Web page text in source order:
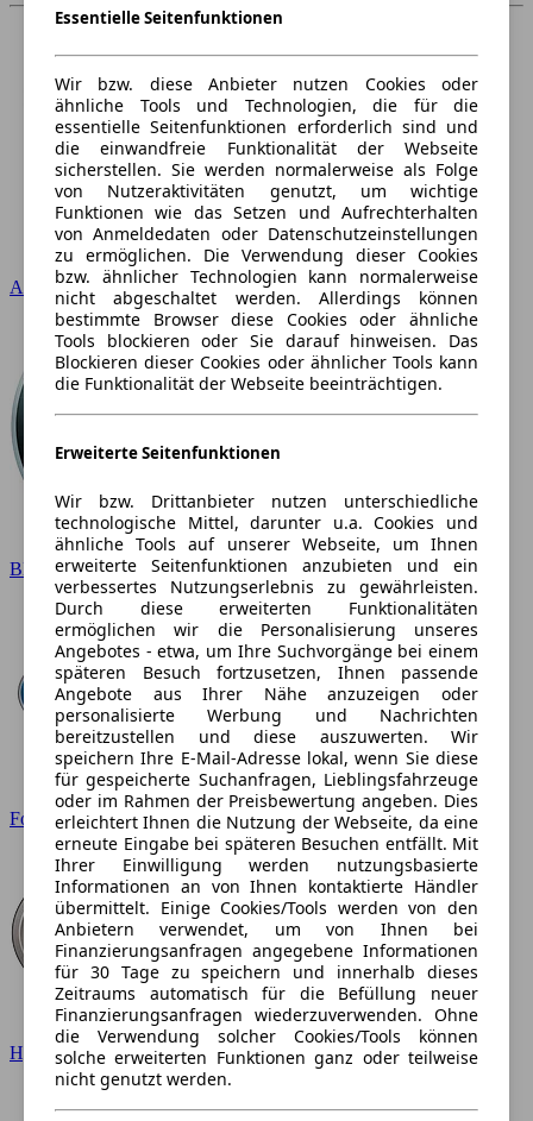
Audi
BMW
Ford
Hyundai
Essentielle Seitenfunktionen
Wir bzw. diese Anbieter nutzen Cookies oder
ähnliche Tools und Technologien, die für die
essentielle Seitenfunktionen erforderlich sind und
die einwandfreie Funktionalität der Webseite
sicherstellen. Sie werden normalerweise als Folge
von Nutzeraktivitäten genutzt, um wichtige
Funktionen wie das Setzen und Aufrechterhalten
von Anmeldedaten oder Datenschutzeinstellungen
zu ermöglichen. Die Verwendung dieser Cookies
bzw. ähnlicher Technologien kann normalerweise
nicht abgeschaltet werden. Allerdings können
bestimmte Browser diese Cookies oder ähnliche
Tools blockieren oder Sie darauf hinweisen. Das
Blockieren dieser Cookies oder ähnlicher Tools kann
die Funktionalität der Webseite beeinträchtigen.
Erweiterte Seitenfunktionen
Wir bzw. Drittanbieter nutzen unterschiedliche
technologische Mittel, darunter u.a. Cookies und
ähnliche Tools auf unserer Webseite, um Ihnen
erweiterte Seitenfunktionen anzubieten und ein
verbessertes Nutzungserlebnis zu gewährleisten.
Durch diese erweiterten Funktionalitäten
ermöglichen wir die Personalisierung unseres
Angebotes - etwa, um Ihre Suchvorgänge bei einem
späteren Besuch fortzusetzen, Ihnen passende
Angebote aus Ihrer Nähe anzuzeigen oder
personalisierte Werbung und Nachrichten
bereitzustellen und diese auszuwerten. Wir
speichern Ihre E-Mail-Adresse lokal, wenn Sie diese
für gespeicherte Suchanfragen, Lieblingsfahrzeuge
oder im Rahmen der Preisbewertung angeben. Dies
erleichtert Ihnen die Nutzung der Webseite, da eine
erneute Eingabe bei späteren Besuchen entfällt. Mit
Ihrer Einwilligung werden nutzungsbasierte
Informationen an von Ihnen kontaktierte Händler
übermittelt. Einige Cookies/Tools werden von den
Anbietern verwendet, um von Ihnen bei
Finanzierungsanfragen angegebene Informationen
für 30 Tage zu speichern und innerhalb dieses
Zeitraums automatisch für die Befüllung neuer
Finanzierungsanfragen wiederzuverwenden. Ohne
die Verwendung solcher Cookies/Tools können
solche erweiterten Funktionen ganz oder teilweise
nicht genutzt werden.